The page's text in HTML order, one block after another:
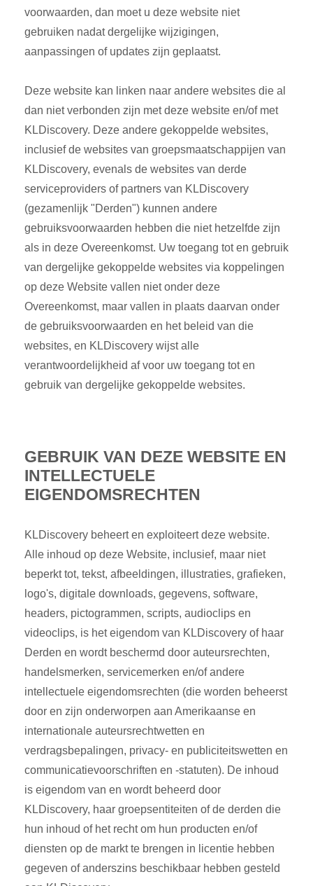
voorwaarden, dan moet u deze website niet
gebruiken nadat dergelijke wijzigingen,
aanpassingen of updates zijn geplaatst.
Deze website kan linken naar andere websites die al
dan niet verbonden zijn met deze website en/of met
KLDiscovery. Deze andere gekoppelde websites,
inclusief de websites van groepsmaatschappijen van
KLDiscovery, evenals de websites van derde
serviceproviders of partners van KLDiscovery
(gezamenlijk "Derden") kunnen andere
gebruiksvoorwaarden hebben die niet hetzelfde zijn
als in deze Overeenkomst. Uw toegang tot en gebruik
van dergelijke gekoppelde websites via koppelingen
op deze Website vallen niet onder deze
Overeenkomst, maar vallen in plaats daarvan onder
de gebruiksvoorwaarden en het beleid van die
websites, en KLDiscovery wijst alle
verantwoordelijkheid af voor uw toegang tot en
gebruik van dergelijke gekoppelde websites.
GEBRUIK VAN DEZE WEBSITE EN
INTELLECTUELE
EIGENDOMSRECHTEN
KLDiscovery beheert en exploiteert deze website.
Alle inhoud op deze Website, inclusief, maar niet
beperkt tot, tekst, afbeeldingen, illustraties, grafieken,
logo's, digitale downloads, gegevens, software,
headers, pictogrammen, scripts, audioclips en
videoclips, is het eigendom van KLDiscovery of haar
Derden en wordt beschermd door auteursrechten,
handelsmerken, servicemerken en/of andere
intellectuele eigendomsrechten (die worden beheerst
door en zijn onderworpen aan Amerikaanse en
internationale auteursrechtwetten en
verdragsbepalingen, privacy- en publiciteitswetten en
communicatievoorschriften en -statuten). De inhoud
is eigendom van en wordt beheerd door
KLDiscovery, haar groepsentiteiten of de derden die
hun inhoud of het recht om hun producten en/of
diensten op de markt te brengen in licentie hebben
gegeven of anderszins beschikbaar hebben gesteld